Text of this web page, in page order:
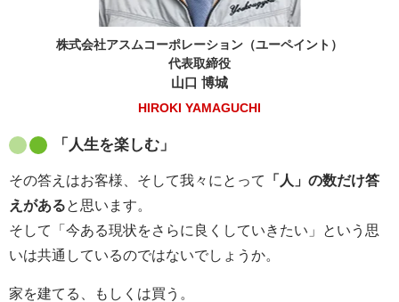
株式会社アスムコーポレーション（ユーペイント）
代表取締役
山口 博城
HIROKI YAMAGUCHI
「人生を楽しむ」
その答えはお客様、そして我々にとって
「人」の数だけ答
えがあると思います。
そして「今ある現状をさらに良くしていきたい」という思
いは共通しているのではないでしょうか。
家を建てる、もしくは買う。